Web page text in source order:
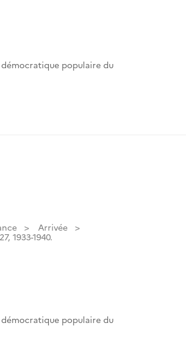
démocratique populaire du
Arrivée
1933-1940.
démocratique populaire du